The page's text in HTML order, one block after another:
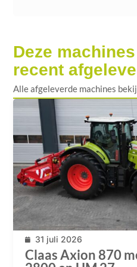
Deze
recent
Alle afgeleverde machines
31 juli 2026
Claas Axion 870